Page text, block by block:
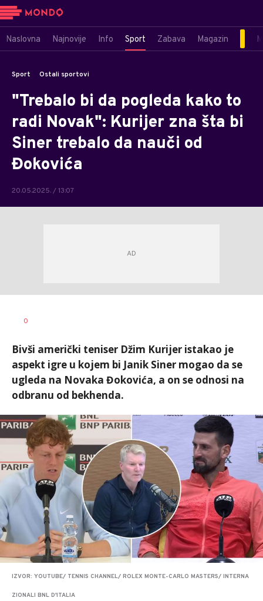
Naslovna Najnovije Info Sport Zabava Magazin
Sport Ostali sportovi
"Trebalo bi da pogleda kako to
radi Novak": Kurijer zna šta bi
Siner trebalo da nauči od
Đokovića
20.05.2025. / 13:07
AUTOR
0
Bivši američki teniser Džim Kurijer istakao je
aspekt igre u kojem bi Janik Siner mogao da se
ugleda na Novaka Đokovića, a on se odnosi na
odbranu od bekhenda.
IZVOR: YOUTUBE/ TENNIS CHANNEL/ ROLEX MONTE-CARLO MASTERS/ INTERNA
ZIONALI BNL D'ITALIA